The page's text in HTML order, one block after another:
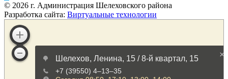
© 2026 г. Администрация Шелеховского района
Разработка сайта: Виртуальные технологии